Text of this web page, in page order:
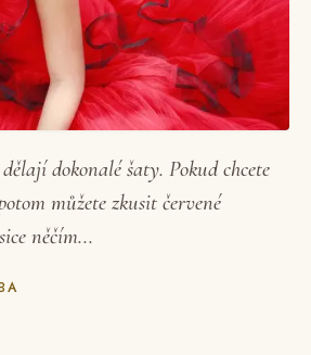
dokonalé šaty. Pokud chcete
můžete zkusit červené
něčím...